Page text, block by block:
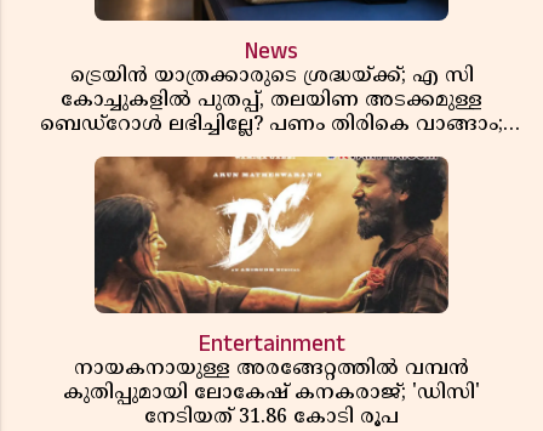
News
ട്രെയിൻ യാത്രക്കാരുടെ ശ്രദ്ധയ്ക്ക്; എ സി
കോച്ചുകളിൽ പുതപ്പ്, തലയിണ അടക്കമുള്ള
ബെഡ്റോൾ ലഭിച്ചില്ലേ? പണം തിരികെ വാങ്ങാം;
Entertainment
നായകനായുള്ള അരങ്ങേറ്റത്തിൽ വമ്പൻ
കുതിപ്പുമായി ലോകേഷ് കനകരാജ്; 'ഡിസി'
നേടിയത് 31.86 കോടി രൂപ